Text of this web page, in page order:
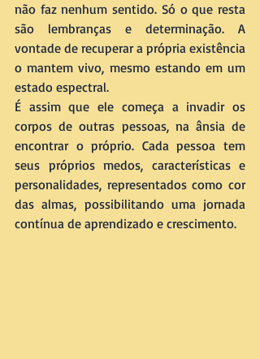
não faz nenhum sentido. Só o que resta
são lembranças e determinação. A
vontade de recuperar a própria existência
o mantem vivo, mesmo estando em um
estado espectral.
É assim que ele começa a invadir os
corpos de outras pessoas, na ânsia de
encontrar o próprio. Cada pessoa tem
seus próprios medos, características e
personalidades, representados como cor
das almas, possibilitando uma jornada
contínua de aprendizado e crescimento.